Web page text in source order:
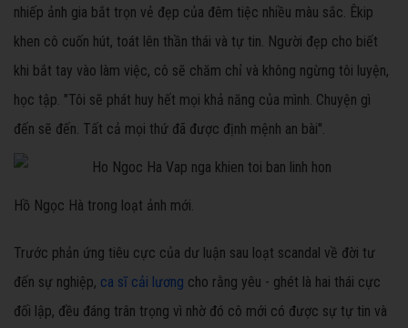
nhiếp ảnh gia bắt trọn vẻ đẹp của đêm tiệc nhiều màu sắc. Êkip
khen cô cuốn hút, toát lên thần thái và tự tin. Người đẹp cho biết
khi bắt tay vào làm việc, cô sẽ chăm chỉ và không ngừng tôi luyện,
học tập. "Tôi sẽ phát huy hết mọi khả năng của mình. Chuyện gì
đến sẽ đến. Tất cả mọi thứ đã được định mệnh an bài".
Hồ Ngọc Hà trong loạt ảnh mới.
Trước phản ứng tiêu cực của dư luận sau loạt scandal về đời tư
đến sự nghiệp, ca sĩ cải lương cho rằng yêu - ghét là hai thái cực
đối lập, đều đáng trân trọng vì nhờ đó cô mới có được sự tự tin và